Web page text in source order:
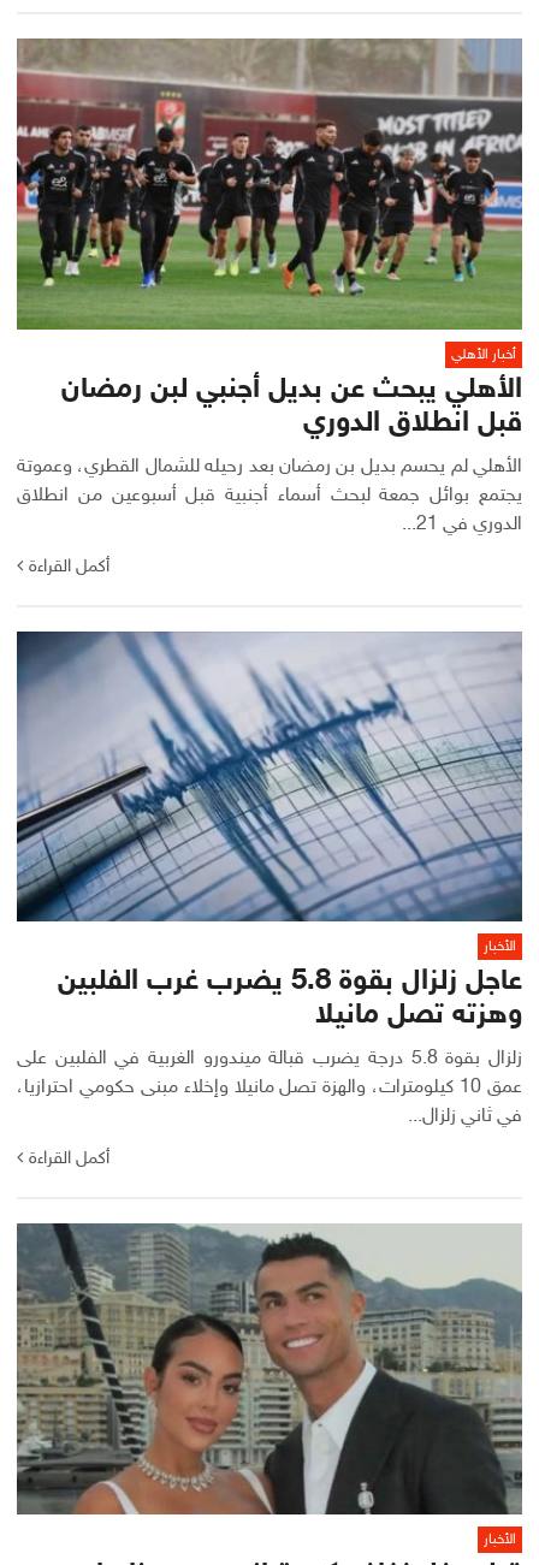
أخبار الأهلي
الأهلي يبحث عن بديل أجنبي لبن رمضان
قبل انطلاق الدوري
الأهلي لم يحسم بديل بن رمضان بعد رحيله للشمال القطري، وعموتة
يجتمع بوائل جمعة لبحث أسماء أجنبية قبل أسبوعين من انطلاق
الدوري في 21...
أكمل القراءة
الأخبار
عاجل زلزال بقوة 5.8 يضرب غرب الفلبين
وهزته تصل مانيلا
زلزال بقوة 5.8 درجة يضرب قبالة ميندورو الغربية في الفلبين على
عمق 10 كيلومترات، والهزة تصل مانيلا وإخلاء مبنى حكومي احترازيا،
في ثاني زلزال...
أكمل القراءة
الأخبار